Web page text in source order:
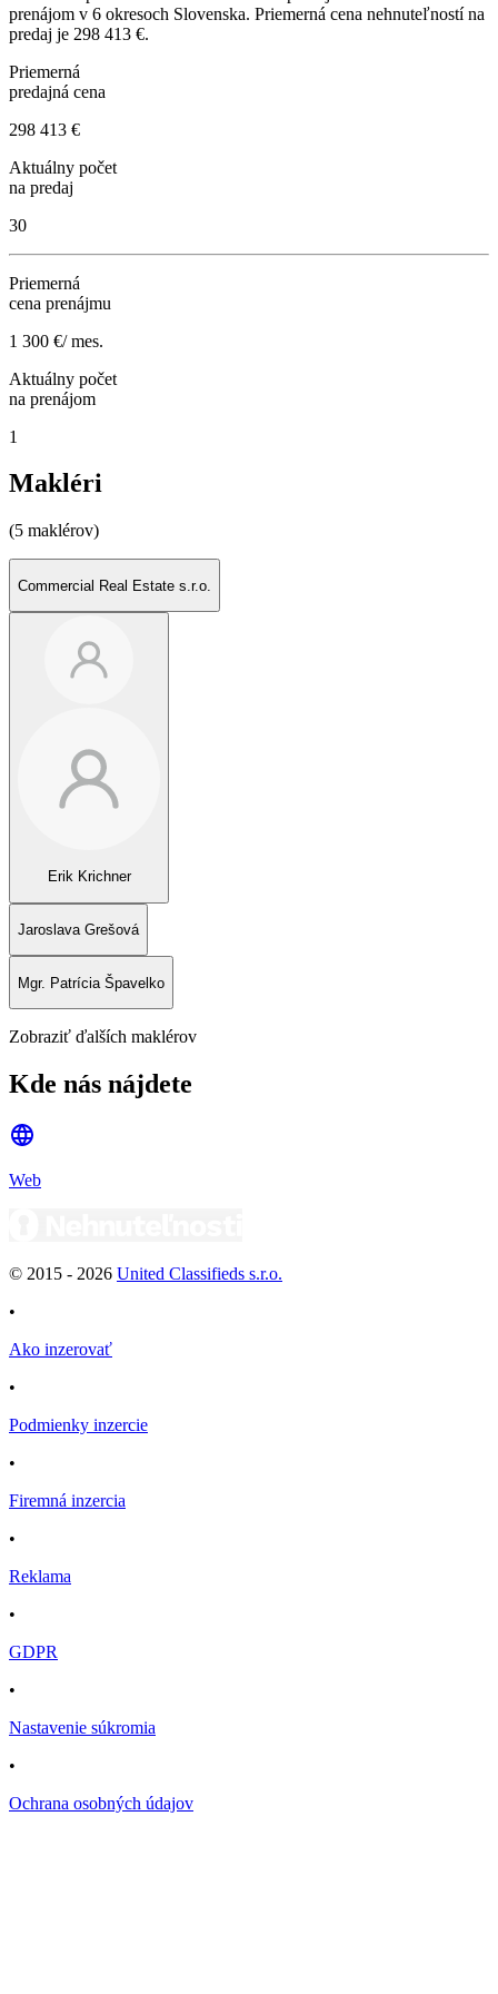
prenájom v 6 okresoch Slovenska. Priemerná cena nehnuteľností na
predaj je 298 413 €.
Priemerná
predajná cena
298 413 €
Aktuálny počet
na predaj
30
Priemerná
cena prenájmu
1 300 €/ mes.
Aktuálny počet
na prenájom
1
Makléri
(5 maklérov)
Commercial Real Estate s.r.o.
Erik Krichner
Jaroslava Grešová
Mgr. Patrícia Špavelko
Zobraziť ďalších maklérov
Kde nás nájdete
Web
© 2015 - 2026 United Classifieds s.r.o.
•
Ako inzerovať
•
Podmienky inzercie
•
Firemná inzercia
•
Reklama
•
GDPR
•
Nastavenie súkromia
•
Ochrana osobných údajov